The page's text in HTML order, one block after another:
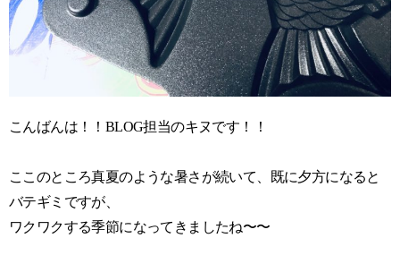
こんばんは！！BLOG担当のキヌです！！
ここのところ真夏のような暑さが続いて、既に夕方になると
バテギミですが、
ワクワクする季節になってきましたね〜〜